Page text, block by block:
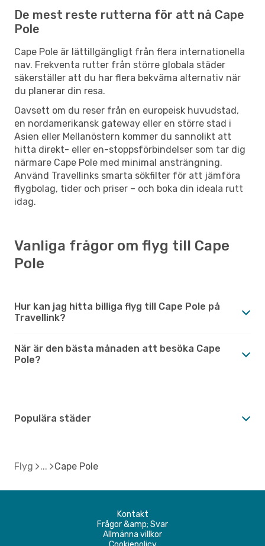
De mest reste rutterna för att nå Cape
Pole
Cape Pole är lättillgängligt från flera internationella
nav. Frekventa rutter från större globala städer
säkerställer att du har flera bekväma alternativ när
du planerar din resa.
Oavsett om du reser från en europeisk huvudstad,
en nordamerikansk gateway eller en större stad i
Asien eller Mellanöstern kommer du sannolikt att
hitta direkt- eller en-stoppsförbindelser som tar dig
närmare Cape Pole med minimal ansträngning.
Använd Travellinks smarta sökfilter för att jämföra
flygbolag, tider och priser – och boka din ideala rutt
idag.
Vanliga frågor om flyg till Cape
Pole
Hur kan jag hitta billiga flyg till Cape Pole på
Travellink?
När är den bästa månaden att besöka Cape
Pole?
Populära städer
Flyg Cape Pole
Kontakt
Frågor &amp; Svar
Allmänna villkor